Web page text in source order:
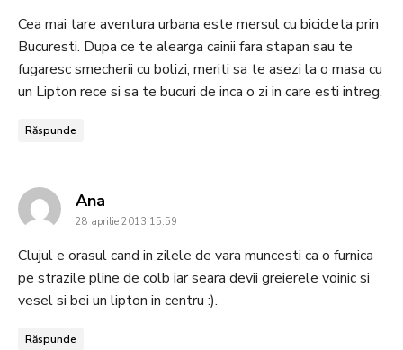
Cea mai tare aventura urbana este mersul cu bicicleta prin
Bucuresti. Dupa ce te alearga cainii fara stapan sau te
fugaresc smecherii cu bolizi, meriti sa te asezi la o masa cu
un Lipton rece si sa te bucuri de inca o zi in care esti intreg.
Răspunde
Ana
28 aprilie 2013 15:59
Clujul e orasul cand in zilele de vara muncesti ca o furnica
pe strazile pline de colb iar seara devii greierele voinic si
vesel si bei un lipton in centru :).
Răspunde